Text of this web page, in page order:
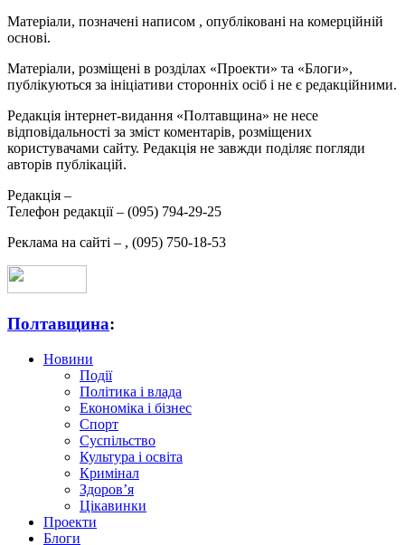
Матеріали, позначені написом , опубліковані на комерційній
основі.
Матеріали, розміщені в розділах «Проекти» та «Блоги»,
публікуються за ініціативи сторонніх осіб і не є редакційними.
Редакція інтернет-видання «Полтавщина» не несе
відповідальності за зміст коментарів, розміщених
користувачами сайту. Редакція не завжди поділяє погляди
авторів публікацій.
Редакція –
Телефон редакції – (095) 794-29-25
Реклама на сайті – , (095) 750-18-53
Полтавщина:
Новини
Події
Політика і влада
Економіка і бізнес
Спорт
Суспільство
Культура і освіта
Кримінал
Здоров’я
Цікавинки
Проекти
Блоги